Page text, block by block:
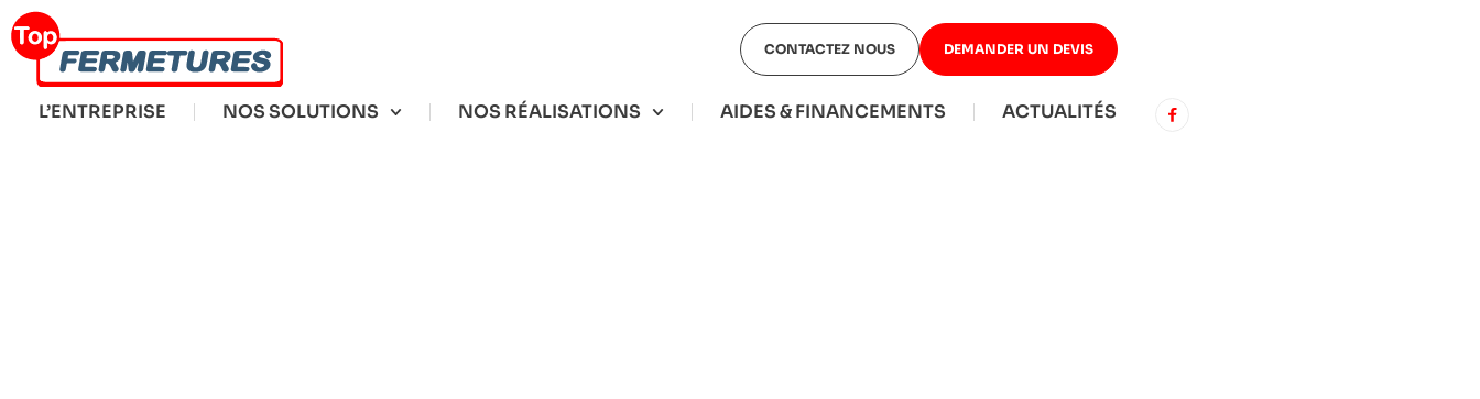
CONTACTEZ NOUS DEMANDER UN DEVIS
L’ENTREPRISE NOS SOLUTIONS NOS RÉALISATIONS AIDES & FINANCEMENTS ACTUALITÉS